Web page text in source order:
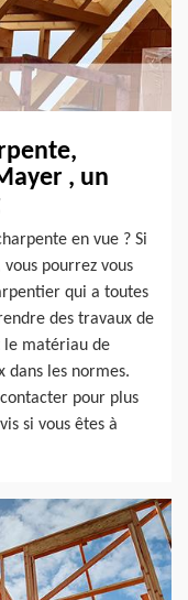
, un
en vue ? Si
pourrez vous
qui a toutes
des travaux de
le matériau de
dans les normes.
pour plus
si vous êtes à